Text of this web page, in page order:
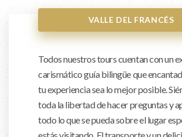
VALLE DEL FRANCÉS
Todos nuestros tours cuentan con un
carismático guía bilingüe que
tu experiencia sea lo mejor posible.
toda la libertad de hacer preguntas y
todo lo que se pueda sobre el lugar